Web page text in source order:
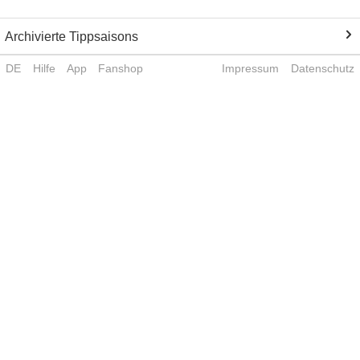
Archivierte Tippsaisons
DE Hilfe App Fanshop Impressum Datenschutz